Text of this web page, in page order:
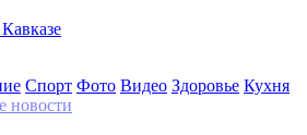
Спорт Фото Видео Здоровье Кухня
новости